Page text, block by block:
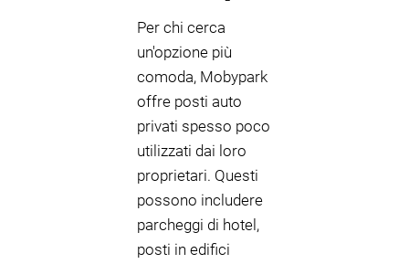
Per chi cerca
un'opzione più
comoda, Mobypark
offre posti auto
privati spesso poco
utilizzati dai loro
proprietari. Questi
possono includere
parcheggi di hotel,
posti in edifici